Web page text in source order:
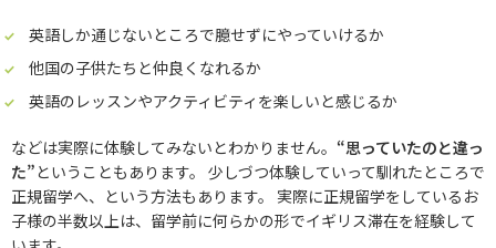
英語しか通じないところで臆せずにやっていけるか
他国の子供たちと仲良くなれるか
英語のレッスンやアクティビティを楽しいと感じるか
などは実際に体験してみないとわかりません。 “思っていたのと違っ
た”ということもあります。 少しづつ体験していって馴れたところで
正規留学へ、という方法もあります。 実際に正規留学をしているお
子様の半数以上は、留学前に何らかの形でイギリス滞在を経験して